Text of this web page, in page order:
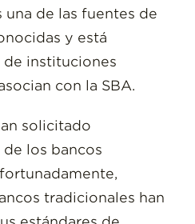
una de las fuentes de
y está
instituciones
con la SBA.
solicitado
los bancos
tradicionales han